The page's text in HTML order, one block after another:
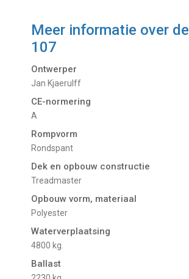
Meer informatie over de
107
Ontwerper
Jan Kjaerulff
CE-normering
A
Rompvorm
Rondspant
Dek en opbouw constructie
Treadmaster
Opbouw vorm, materiaal
Polyester
Waterverplaatsing
4800 kg.
Ballast